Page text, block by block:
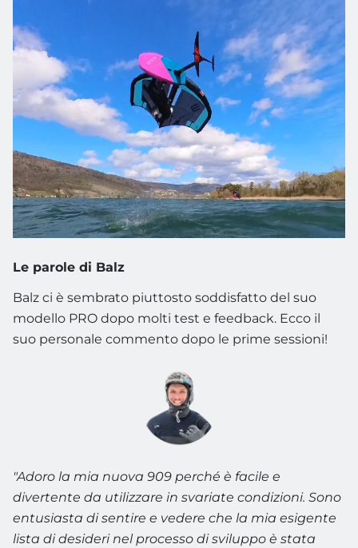
Le parole di Balz
Balz ci è sembrato piuttosto soddisfatto del suo
modello PRO dopo molti test e feedback. Ecco il
suo personale commento dopo le prime sessioni!
"Adoro la mia nuova 909 perché è facile e
divertente da utilizzare in svariate condizioni. Sono
entusiasta di sentire e vedere che la mia esigente
lista di desideri nel processo di sviluppo è stata